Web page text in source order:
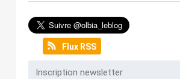
Flux RSS